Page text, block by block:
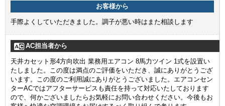
お客様から
手際よくしていただきました。調子が悪い時はまた相談します
AC担当者から
天井カセット形4方向吹出 業務用エアコン 8馬力ツイン 1式を設置い
たしました。この度は満点のご評価をいただき、誠にありがとうござ
います。この度のご利用誠にありがとうございました。エアコンセン
ターACではアフターサービスも責任を持って対応いたしております
ので、何かございましたらお気軽にお問い合わせください。今後もお